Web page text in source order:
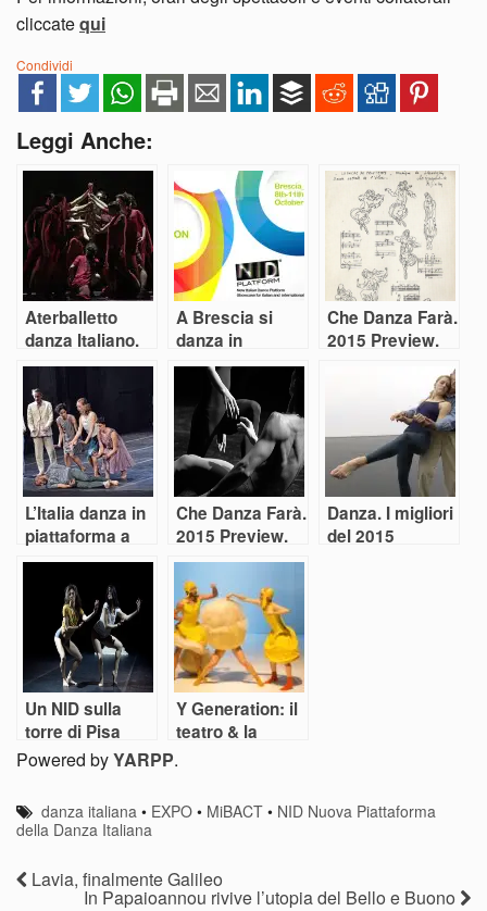
cliccatequi
Condividi
Leggi Anche:
Aterballetto
danza Italiano.
Con successo
A Brescia si
danza in
Piattaforma
Che Danza Farà.
2015 Preview.
L’Italia danza in
piattaforma a
Brescia
Che Danza Farà.
2015 Preview.
Parte Prima
Danza. I migliori
del 2015
Un NID sulla
torre di Pisa
Y Generation: il
teatro & la
Powered byYARPP.
danza italiana • EXPO • MiBACT • NID Nuova Piattaforma
della Danza Italiana
Lavia, finalmente Galileo
In Papaioannou rivive l’utopia del Bello e Buono